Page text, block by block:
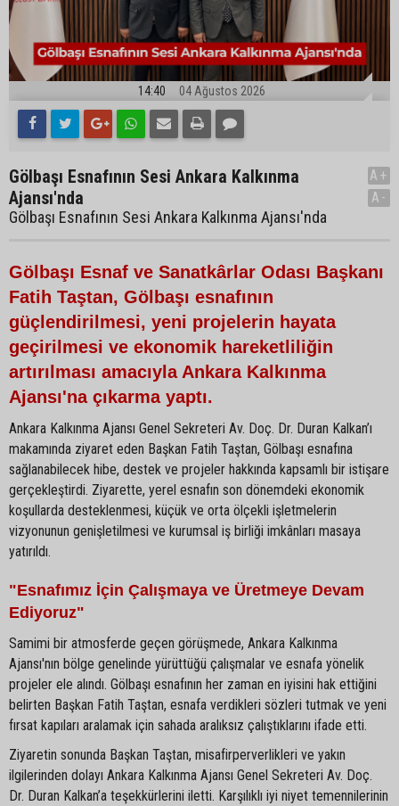
14:40 04 Ağustos 2026
Gölbaşı Esnafının Sesi Ankara Kalkınma
Ajansı'nda
Gölbaşı Esnafının Sesi Ankara Kalkınma Ajansı'nda
A+
A-
Gölbaşı Esnaf ve Sanatkârlar Odası Başkanı
Fatih Taştan, Gölbaşı esnafının
güçlendirilmesi, yeni projelerin hayata
geçirilmesi ve ekonomik hareketliliğin
artırılması amacıyla Ankara Kalkınma
Ajansı'na çıkarma yaptı.
Ankara Kalkınma Ajansı Genel Sekreteri Av. Doç. Dr. Duran Kalkan’ı
makamında ziyaret eden Başkan Fatih Taştan, Gölbaşı esnafına
sağlanabilecek hibe, destek ve projeler hakkında kapsamlı bir istişare
gerçekleştirdi. Ziyarette, yerel esnafın son dönemdeki ekonomik
koşullarda desteklenmesi, küçük ve orta ölçekli işletmelerin
vizyonunun genişletilmesi ve kurumsal iş birliği imkânları masaya
yatırıldı.
"Esnafımız İçin Çalışmaya ve Üretmeye Devam
Ediyoruz"
Samimi bir atmosferde geçen görüşmede, Ankara Kalkınma
Ajansı'nın bölge genelinde yürüttüğü çalışmalar ve esnafa yönelik
projeler ele alındı. Gölbaşı esnafının her zaman en iyisini hak ettiğini
belirten Başkan Fatih Taştan, esnafa verdikleri sözleri tutmak ve yeni
fırsat kapıları aralamak için sahada aralıksız çalıştıklarını ifade etti.
Ziyaretin sonunda Başkan Taştan, misafirperverlikleri ve yakın
ilgilerinden dolayı Ankara Kalkınma Ajansı Genel Sekreteri Av. Doç.
Dr. Duran Kalkan’a teşekkürlerini iletti. Karşılıklı iyi niyet temennilerinin